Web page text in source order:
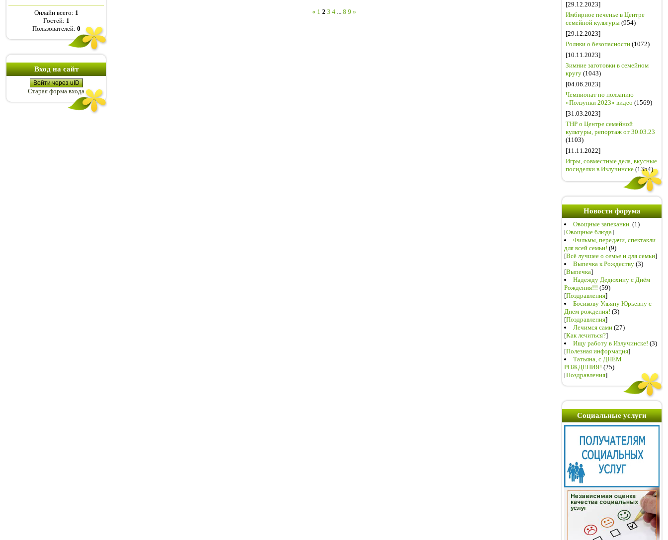
Онлайн всего: 1
Гостей: 1
Пользователей: 0
Вход на сайт
Войти через uID
Старая форма входа
« 1 2 3 4 8 9 »
[29.12.2023]
Имбирное печенье в Центре
семейной культуры (954)
[29.12.2023]
Ролики о безопасности (1072)
[10.11.2023]
Зимние заготовки в семейном
кругу (1043)
[04.06.2023]
Чемпионат по ползанию
«Ползунки 2023» видео (1569)
[31.03.2023]
ТНР о Центре семейной
культуры, репортаж от 30.03.23
(1103)
[11.11.2022]
Игры, совместные дела, вкусные
посиделки в Излучинске (1354)
Новости форума
Овощные запеканки. (1)
[Овощные блюда]
Фильмы, передачи, спектакли
для всей семьи! (9)
[Всё лучшее о семье и для семьи]
Выпечка к Рождеству (3)
[Выпечка]
Надежду Дедюхину с Днём
Рождения!!! (59)
[Поздравления]
Босикову Ульяну Юрьевну с
Днем рождения! (3)
[Поздравления]
Лечимся сами (27)
[Как лечиться?]
Ищу работу в Излучинске! (3)
[Полезная информация]
Татьяна, с ДНЁМ
РОЖДЕНИЯ! (25)
[Поздравления]
Социальные услуги